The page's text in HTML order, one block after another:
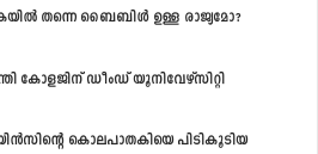
തന്നെ ബൈബിള്‍ ഉള്ള രാജ്യമോ?
കോളജിന് ഡീംഡ് യൂനിവേഴ്‌സിറ്റി
കൊലപാതകിയെ പിടികൂടിയ